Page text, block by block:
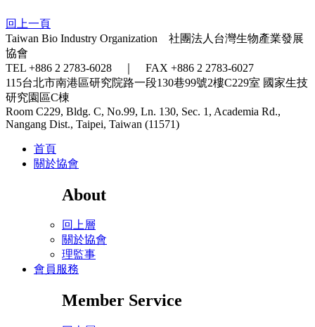
回上一頁
Taiwan Bio Industry Organization 社團法人台灣生物產業發展
協會
TEL +886 2 2783-6028 ｜ FAX +886 2 2783-6027
115台北市南港區研究院路一段130巷99號2樓C229室 國家生技
研究園區C棟
Room C229, Bldg. C, No.99, Ln. 130, Sec. 1, Academia Rd.,
Nangang Dist., Taipei, Taiwan (11571)
首頁
關於協會
About
回上層
關於協會
理監事
會員服務
Member Service